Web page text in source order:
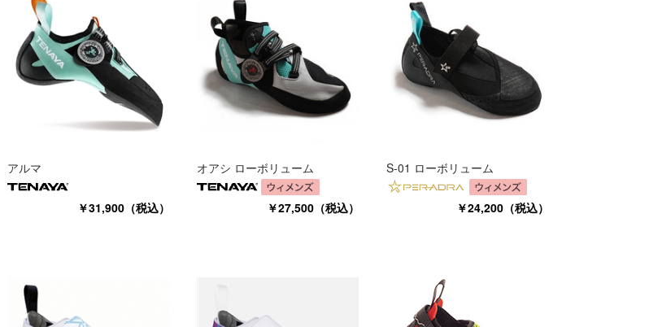
アルマ
￥31,900（税込）
オアシ ローボリューム
￥27,500（税込）
S-01 ローボリューム
￥24,200（税込）